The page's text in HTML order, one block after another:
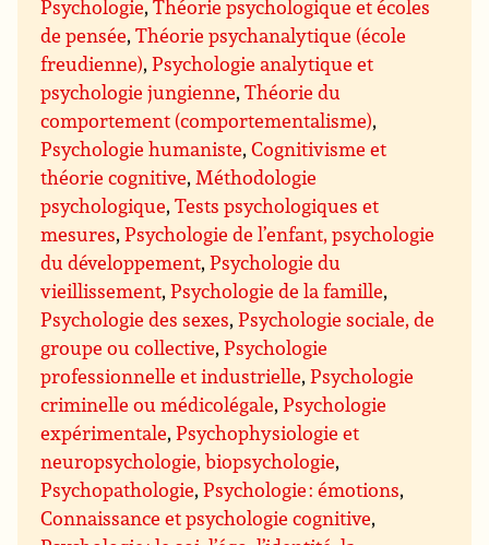
Psychologie,Théorie psychologique et écoles
de pensée,Théorie psychanalytique (école
freudienne),Psychologie analytique et
psychologie jungienne,Théorie du
comportement (comportementalisme),
Psychologie humaniste,Cognitivisme et
théorie cognitive,Méthodologie
psychologique,Tests psychologiques et
mesures,Psychologie de l’enfant, psychologie
du développement,Psychologie du
vieillissement,Psychologie de la famille,
Psychologie des sexes,Psychologie sociale, de
groupe ou collective,Psychologie
professionnelle et industrielle,Psychologie
criminelle ou médicolégale,Psychologie
expérimentale,Psychophysiologie et
neuropsychologie, biopsychologie,
Psychopathologie,Psychologie : émotions,
Connaissance et psychologie cognitive,